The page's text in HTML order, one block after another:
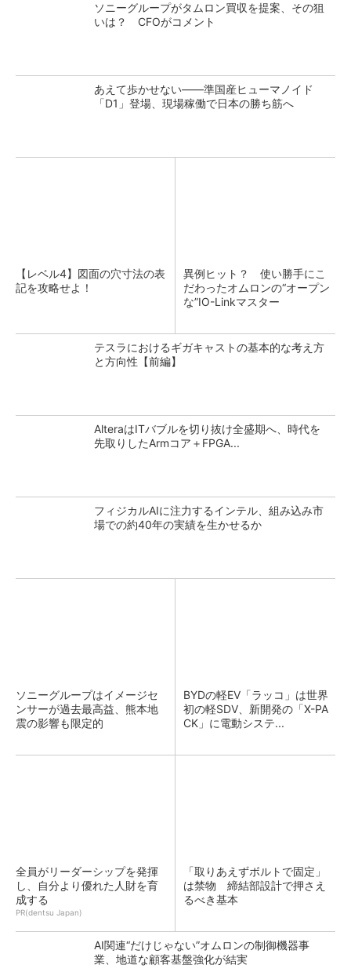
ソニーグループがタムロン買収を提案、その狙
いは？ CFOがコメント
あえて歩かせない――準国産ヒューマノイド
「D1」登場、現場稼働で日本の勝ち筋へ
【レベル4】図面の穴寸法の表
記を攻略せよ！
異例ヒット？ 使い勝手にこ
だわったオムロンの“オープン
な”IO-Linkマスター
テスラにおけるギガキャストの基本的な考え方
と方向性【前編】
AlteraはITバブルを切り抜け全盛期へ、時代を
先取りしたArmコア＋FPGA...
フィジカルAIに注力するインテル、組み込み市
場での約40年の実績を生かせるか
ソニーグループはイメージセ
ンサーが過去最高益、熊本地
震の影響も限定的
BYDの軽EV「ラッコ」は世界
初の軽SDV、新開発の「X-PA
CK」に電動システ...
全員がリーダーシップを発揮
し、自分より優れた人財を育
成する
PR(dentsu Japan)
「取りあえずボルトで固定」
は禁物 締結部設計で押さえ
るべき基本
AI関連“だけじゃない”オムロンの制御機器事
業、地道な顧客基盤強化が結実